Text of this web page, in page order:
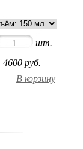
шт.
4600руб.